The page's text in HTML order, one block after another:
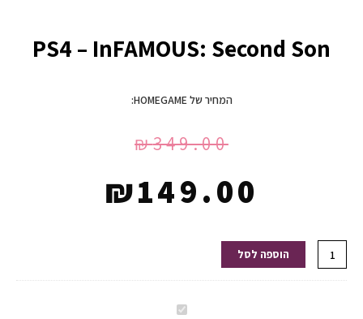
PS4 – InFAMOUS: Second Son
המחיר של HOMEGAME:
₪349.00
₪149.00
כמות
של
הוספה לסל
PS4